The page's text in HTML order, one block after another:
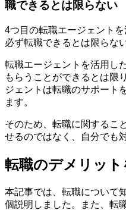
職できるとは限らない
4つ目の転職エージェント
必ず転職できるとは限らな
転職エージェントを活用し
もらうことができるとは限
ジェントは転職のサポート
ます。
そのため、転職に関するこ
せるのではなく、自分でも
転職のデメリット
本記事では、転職について
個説明しました。また、転